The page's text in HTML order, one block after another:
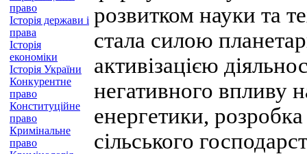
право
Історія держави і
права
Історія
економіки
Історія України
Конкурентне
право
Конституційне
право
Кримінальне
право
розвитком науки та
стала силою
активізацією
негативного впливу
енергетики,
сільського